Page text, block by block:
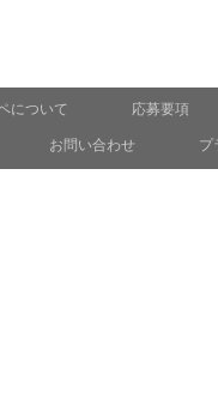
について 応募要項
お問い合わせ プ